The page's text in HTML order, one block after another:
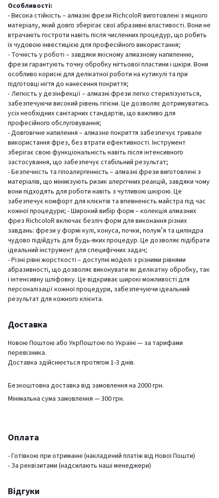
Особливості:
- Висока стійкість – алмазні фрези RichcoloR виготовлені з міцного
матеріалу, який довго зберігає свої абразивні властивості. Вони не
втрачають гостроти навіть після численних процедур, що робить
їх чудовою інвестицією для професійного використання;
- Точність у роботі – завдяки якісному алмазному напиленню,
фрези гарантують точну обробку нігтьової пластини і шкіри. Вони
особливо корисні для делікатної роботи на кутикулі та при
підготовці нігтя до нанесення покриття;
- Легкість у дезінфекції – алмазні фрези легко стерилізуються,
забезпечуючи високий рівень гігієни. Це дозволяє дотримуватись
усіх необхідних санітарних стандартів, що важливо для
професійного обслуговування;
- Довговічне напилення – алмазне покриття забезпечує тривале
використання фрез, без втрати ефективності. Інструмент
зберігає свою функціональність навіть після інтенсивного
застосування, що забезпечує стабільний результат;
- Безпечність та гіпоалергенність – алмазні фрези виготовлені з
матеріалів, що мінімізують ризик алергічних реакцій, завдяки чому
вони підходять для роботи навіть з чутливою шкірою. Це
забезпечує комфорт для клієнтів та впевненість майстра під час
кожної процедури; - Широкий вибір форм – колекція алмазних
фрез RichcoloR включає безліч форм для виконання різних
завдань: фрези у формі кулі, конуса, почки, полумʼя та циліндра
чудово підійдуть для будь-яких процедур. Це дозволяє підібрати
ідеальний інструмент для специфічних задач;
- Різні рівні жорсткості – доступні моделі з різними рівнями
абразивності, що дозволяє виконувати як делікатну обробку, так
і інтенсивну шліфовку. Це відкриває широкі можливості для
персоналізації кожної процедури, забезпечуючи ідеальний
результат для кожного клієнта.
Доставка
Новою Поштою або УкрПоштою по Україні — за тарифами
перевізника.
Доставка здійснюється протягом 1-3 днів.
Безкоштовна доставка від замовлення на 2000 грн.
Мінімальна сума замовлення — 300 грн.
Оплата
- Готівкою при отриманні (накладений платіж від Нової Пошти)
- За реквізитами (надсилають наші менеджери)
Відгуки